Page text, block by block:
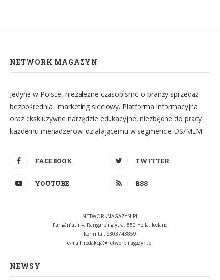
NETWORK MAGAZYN
Jedyne w Polsce, niezależne czasopismo o branży sprzedaż
bezpośrednia i marketing sieciowy. Platforma informacyjna
oraz ekskluzywne narzędzie edukacyjne, niezbędne do pracy
każdemu menadżerowi działającemu w segmencie DS/MLM.
FACEBOOK TWITTER
YOUTUBE RSS
NETWORKMAGAZYN.PL
Rangárflatir 4, Rangárþing ytra, 850 Hella, Iceland
Kennital: 2803743859
e-mail: redakcja@networkmagazyn.pl
NEWSY